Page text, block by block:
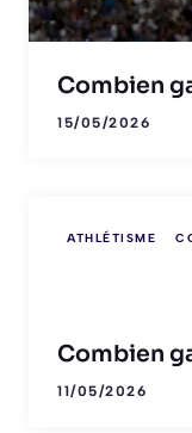
Combien
15/05/2026
ATHLÉTISME
Combien
11/05/2026